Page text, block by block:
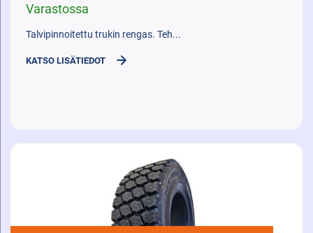
Varastossa
Talvipinnoitettu trukin rengas. Teh...
KATSO LISÄTIEDOT